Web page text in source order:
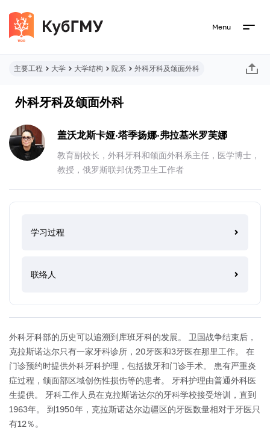
Menu
主要工程 大学 大学结构 院系 外科牙科及颌面外科
外科牙科及颌面外科
盖沃龙斯卡娅·塔季扬娜·弗拉基米罗芙娜
教育副校长，外科牙科和颌面外科系主任，医学博士，
教授，俄罗斯联邦优秀卫生工作者
学习过程
联络人
外科牙科部的历史可以追溯到库班牙科的发展。 卫国战争结束后，
克拉斯诺达尔只有一家牙科诊所，20牙医和3牙医在那里工作。 在
门诊预约时提供外科牙科护理，包括拔牙和门诊手术。 患有严重炎
症过程，颌面部区域创伤性损伤等的患者。 牙科护理由普通外科医
生提供。 牙科工作人员在克拉斯诺达尔的牙科学校接受培训，直到
1963年。 到1950年，克拉斯诺达尔边疆区的牙医数量相对于牙医只
有12％。